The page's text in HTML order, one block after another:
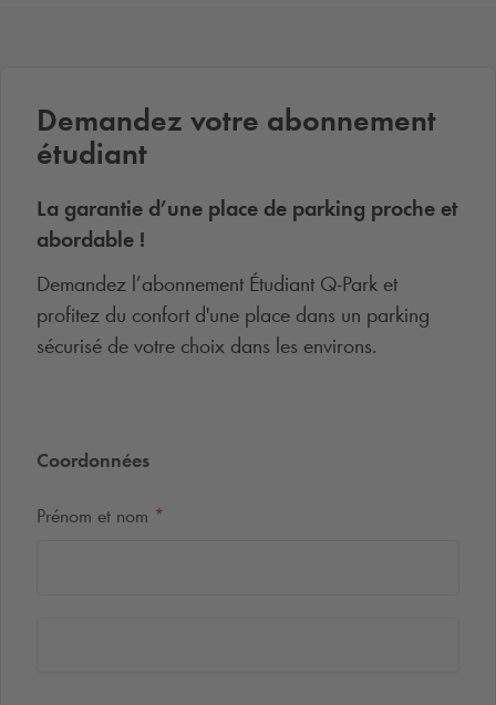
Demandez votre abonnement
étudiant
La garantie d’une place de parking proche et
abordable !
Demandez l’abonnement Étudiant Q-Park et
profitez du confort d'une place dans un parking
sécurisé de votre choix dans les environs.
Coordonnées
Prénom et nom *